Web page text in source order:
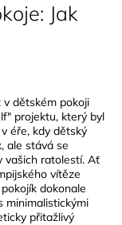
Jak
v dětském pokoji
projektu, který byl
éře, kdy dětský
ale stává se
vašich ratolestí. Ať
vítěze
dokonale
minimalistickými
přitažlivý